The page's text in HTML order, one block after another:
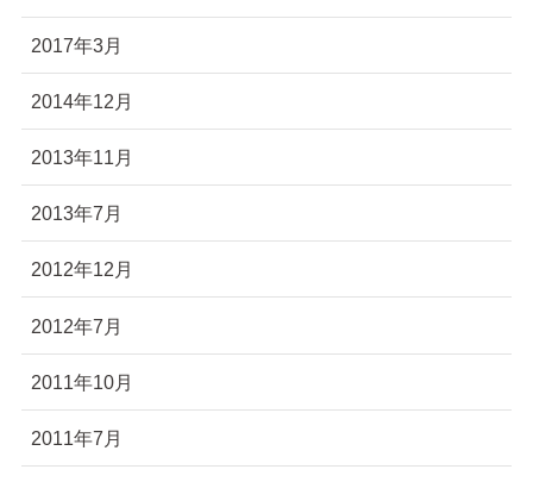
2017年3月
2014年12月
2013年11月
2013年7月
2012年12月
2012年7月
2011年10月
2011年7月